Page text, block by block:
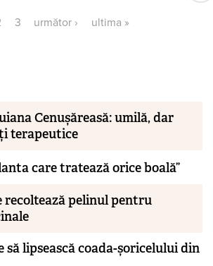
3 următor › ultima »
Cenușăreasă: umilă, dar
terapeutice
care tratează orice boală”
recoltează pelinul pentru
să lipsească coada-șoricelului din